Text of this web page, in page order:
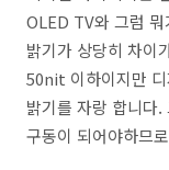
OLED TV와 그럼
밝기가 상당히 차이
50nit 이하이지만
밝기를 자랑 합니다
구동이 되어야하므